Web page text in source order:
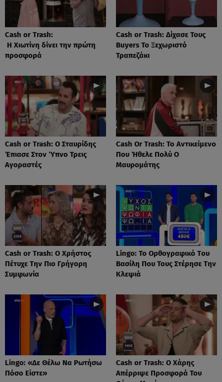
Cash or Trash:
Η Χιωτίνη δίνει την πρώτη
προσφορά
Cash or Trash: Δίχασε Τους
Buyers Το Ξεχωριστό
Τραπεζάκι
Cash or Trash: Ο Σταυρίδης
Έπιασε Στον Ύπνο Τρεις
Αγοραστές
Cash Or Trash: Το Αντικείμενο
Που Ήθελε Πολύ Ο
Μαυρομάτης
Cash or Trash: Ο Χρήστος
Πέτυχε Την Πιο Γρήγορη
Συμφωνία
Lingo: Το Oρθογραφικό Tου
Βασίλη Που Τους Στέρησε Την
Κλεψιά
Lingo: «Δε Θέλω Να Ρωτήσω
Πόσο Είστε»
Cash or Trash: Ο Χάρης
Απέρριψε Προσφορά Του